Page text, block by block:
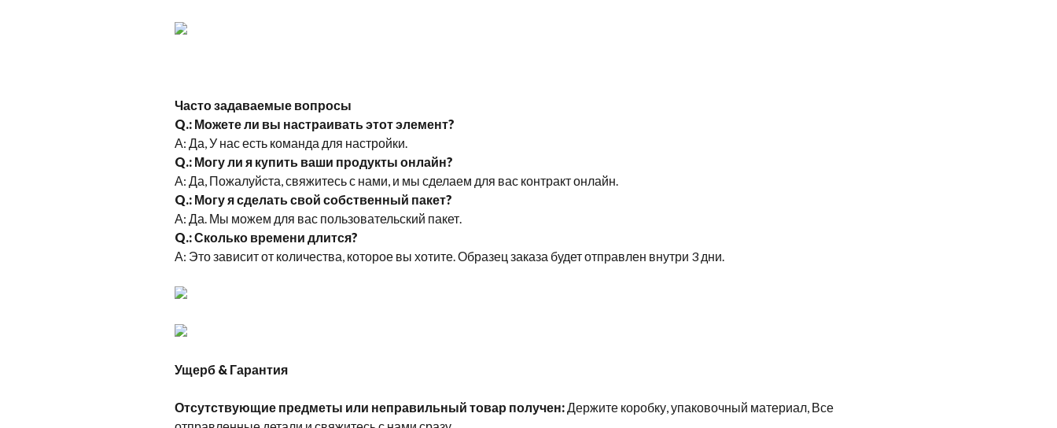
Часто задаваемые вопросы
Q.: Можете ли вы настраивать этот элемент?
А: Да, У нас есть команда для настройки.
Q.: Могу ли я купить ваши продукты онлайн?
А: Да, Пожалуйста, свяжитесь с нами, и мы сделаем для вас контракт онлайн.
Q.: Могу я сделать свой собственный пакет?
А: Да. Мы можем для вас пользовательский пакет.
Q.: Сколько времени длится?
А: Это зависит от количества, которое вы хотите. Образец заказа будет отправлен внутри 3 дни.
Ущерб & Гарантия
Отсутствующие предметы или неправильный товар получен:Держите коробку, упаковочный материал, Все